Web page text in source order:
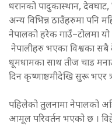
धरानको पादुकास्थान, देवघाट,
अन्य विभिन्न ठाउँहरुमा पनि
नेपालको हरेक गाउँ–टोलमा
नेपालीहरु भएका विश्वका सबै
धूमधामका साथ तीज चाड
दिन कृष्णाष्ठमीदेखि सुरू भएर
पहिलेको तुलनामा नेपालको
आमूल परिवर्तन भएको छ ।